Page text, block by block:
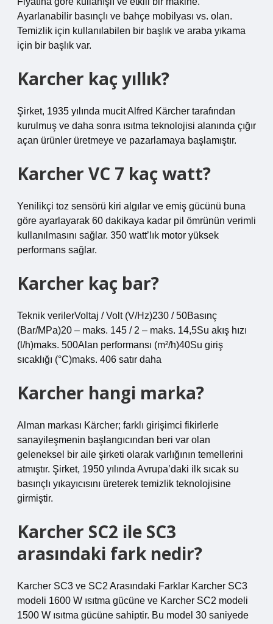
Ayarlanabilir basınçlı ve bahçe mobilyası vs. olan.
Temizlik için kullanılabilen bir başlık ve araba yıkama
için bir başlık var.
Karcher kaç yıllık?
Şirket, 1935 yılında mucit Alfred Kärcher tarafından
kurulmuş ve daha sonra ısıtma teknolojisi alanında çığır
açan ürünler üretmeye ve pazarlamaya başlamıştır.
Karcher VC 7 kaç watt?
Yenilikçi toz sensörü kiri algılar ve emiş gücünü buna
göre ayarlayarak 60 dakikaya kadar pil ömrünün verimli
kullanılmasını sağlar. 350 watt’lık motor yüksek
performans sağlar.
Karcher kaç bar?
Teknik verilerVoltaj / Volt (V/Hz)230 / 50Basınç
(Bar/MPa)20 – maks. 145 / 2 – maks. 14,5Su akış hızı
(l/h)maks. 500Alan performansı (m²/h)40Su giriş
sıcaklığı (°C)maks. 406 satır daha
Karcher hangi marka?
Alman markası Kärcher; farklı girişimci fikirlerle
sanayileşmenin başlangıcından beri var olan
geleneksel bir aile şirketi olarak varlığının temellerini
atmıştır. Şirket, 1950 yılında Avrupa’daki ilk sıcak su
basınçlı yıkayıcısını üreterek temizlik teknolojisine
girmiştir.
Karcher SC2 ile SC3
arasındaki fark nedir?
Karcher SC3 ve SC2 Arasındaki Farklar Karcher SC3
modeli 1600 W ısıtma gücüne ve Karcher SC2 modeli
1500 W ısıtma gücüne sahiptir. Bu model 30 saniyede